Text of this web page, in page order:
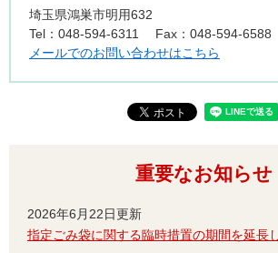
埼玉県鴻巣市明用632
Tel：048-594-6311
Fax：048-594-6588
メールでのお問い合わせはこちら
重要なお知らせ
2026年6月22日更新
指定ごみ袋に関する臨時措置の期間を延長